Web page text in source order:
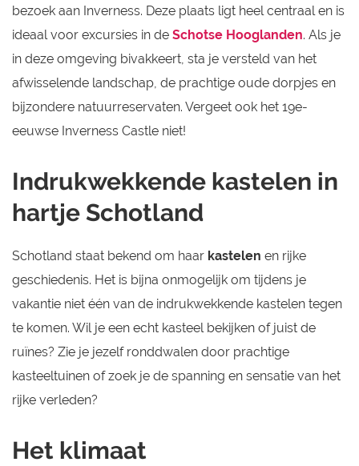
bezoek aan Inverness. Deze plaats ligt heel centraal en is
ideaal voor excursies in de Schotse Hooglanden. Als je
in deze omgeving bivakkeert, sta je versteld van het
afwisselende landschap, de prachtige oude dorpjes en
bijzondere natuurreservaten. Vergeet ook het 19e-
eeuwse Inverness Castle niet!
Indrukwekkende kastelen in
hartje Schotland
Schotland staat bekend om haar kastelen en rijke
geschiedenis. Het is bijna onmogelijk om tijdens je
vakantie niet één van de indrukwekkende kastelen tegen
te komen. Wil je een echt kasteel bekijken of juist de
ruïnes? Zie je jezelf ronddwalen door prachtige
kasteeltuinen of zoek je de spanning en sensatie van het
rijke verleden?
Het klimaat